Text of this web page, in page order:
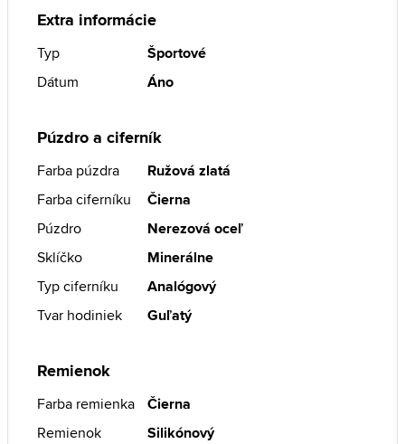
Extra informácie
Typ
Športové
Dátum
Áno
Púzdro a ciferník
Farba púzdra
Ružová zlatá
Farba ciferníku
Čierna
Púzdro
Nerezová oceľ
Sklíčko
Minerálne
Typ ciferníku
Analógový
Tvar hodiniek
Guľatý
Remienok
Farba remienka
Čierna
Remienok
Silikónový